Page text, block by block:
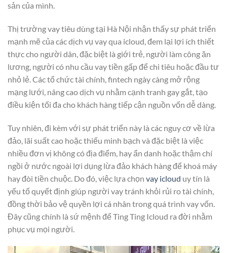
sản của mình.
Thị trường vay tiêu dùng tại Hà Nội nhận thấy sự phát triển
mạnh mẽ của các dịch vụ vay qua icloud, đem lại lợi ích thiết
thực cho người dân, đặc biệt là giới trẻ, người làm công ăn
lương, người có nhu cầu vay tiền gấp để chi tiêu hoặc đầu tư
nhỏ lẻ. Các tổ chức tài chính, fintech ngày càng mở rộng
mạng lưới, nâng cao dịch vụ nhằm cạnh tranh gay gắt, tạo
điều kiện tối đa cho khách hàng tiếp cận nguồn vốn dễ dàng.
Tuy nhiên, đi kèm với sự phát triển này là các nguy cơ về lừa
đảo, lãi suất cao hoặc thiếu minh bạch và đặc biệt là việc
nhiều đơn vị không có địa điểm, hay ẩn danh hoặc thậm chí
ngồi ở nước ngoài lợi dụng lừa đảo khách hàng để khoá máy
hay đòi tiền chuộc. Do đó, việc lựa chọn vay icloud uy tín là
yếu tố quyết định giúp người vay tránh khỏi rủi ro tài chính,
đồng thời bảo vệ quyền lợi cá nhân trong quá trình vay vốn.
Đây cũng chính là sứ mệnh để Ting Ting Icloud ra đời nhằm
phục vụ mọi người.